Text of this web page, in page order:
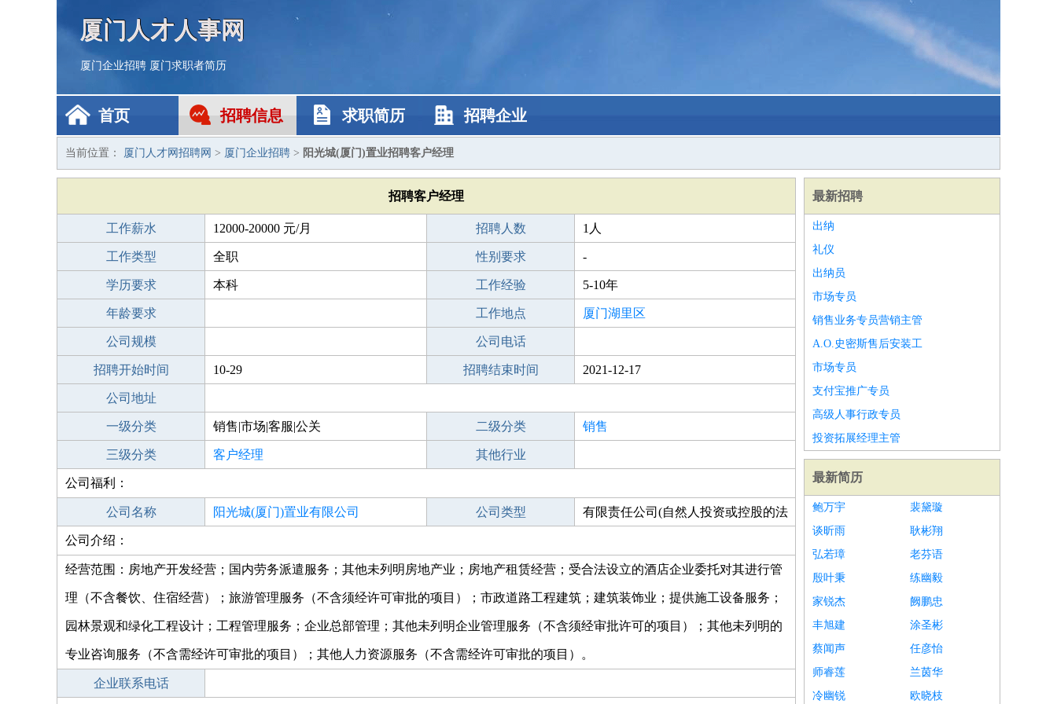
厦门人才人事网
厦门企业招聘 厦门求职者简历
首页 招聘信息 求职简历 招聘企业
当前位置： 厦门人才网招聘网 > 厦门企业招聘 > 阳光城(厦门)置业招聘客户经理
招聘客户经理
工作薪水 12000-20000 元/月 招聘人数 1人
工作类型 全职 性别要求 -
学历要求 本科 工作经验 5-10年
年龄要求 工作地点 厦门湖里区
公司规模 公司电话
招聘开始时间 10-29 招聘结束时间 2021-12-17
公司地址
一级分类 销售|市场|客服|公关 二级分类 销售
三级分类 客户经理 其他行业
公司福利：
公司名称 阳光城(厦门)置业有限公司 公司类型 有限责任公司(自然人投资或控股的法
公司介绍：
经营范围：房地产开发经营；国内劳务派遣服务；其他未列明房地产业；房地产租赁经营；受合法设立的酒店企业委托对其进行管
理（不含餐饮、住宿经营）；旅游管理服务（不含须经许可审批的项目）；市政道路工程建筑；建筑装饰业；提供施工设备服务；
园林景观和绿化工程设计；工程管理服务；企业总部管理；其他未列明企业管理服务（不含须经审批许可的项目）；其他未列明的
专业咨询服务（不含需经许可审批的项目）；其他人力资源服务（不含需经许可审批的项目）。
企业联系电话
最新招聘
出纳
礼仪
出纳员
市场专员
销售业务专员营销主管
A.O.史密斯售后安装工
市场专员
支付宝推广专员
高级人事行政专员
投资拓展经理主管
最新简历
鲍万宇
裴黛璇
谈昕雨
耿彬翔
弘若璋
老芬语
殷叶秉
练幽毅
家锐杰
阙鹏忠
丰旭建
涂圣彬
蔡闻声
任彦怡
师睿莲
兰茵华
冷幽锐
欧晓枝